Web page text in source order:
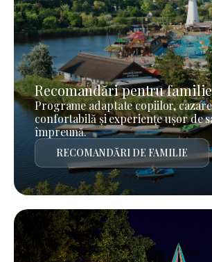
Recomandări pentru familie
Programe adaptate copiilor, cazare
confortabilă și experiențe ușor de
împreună.
RECOMANDĂRI DE FAMILIE